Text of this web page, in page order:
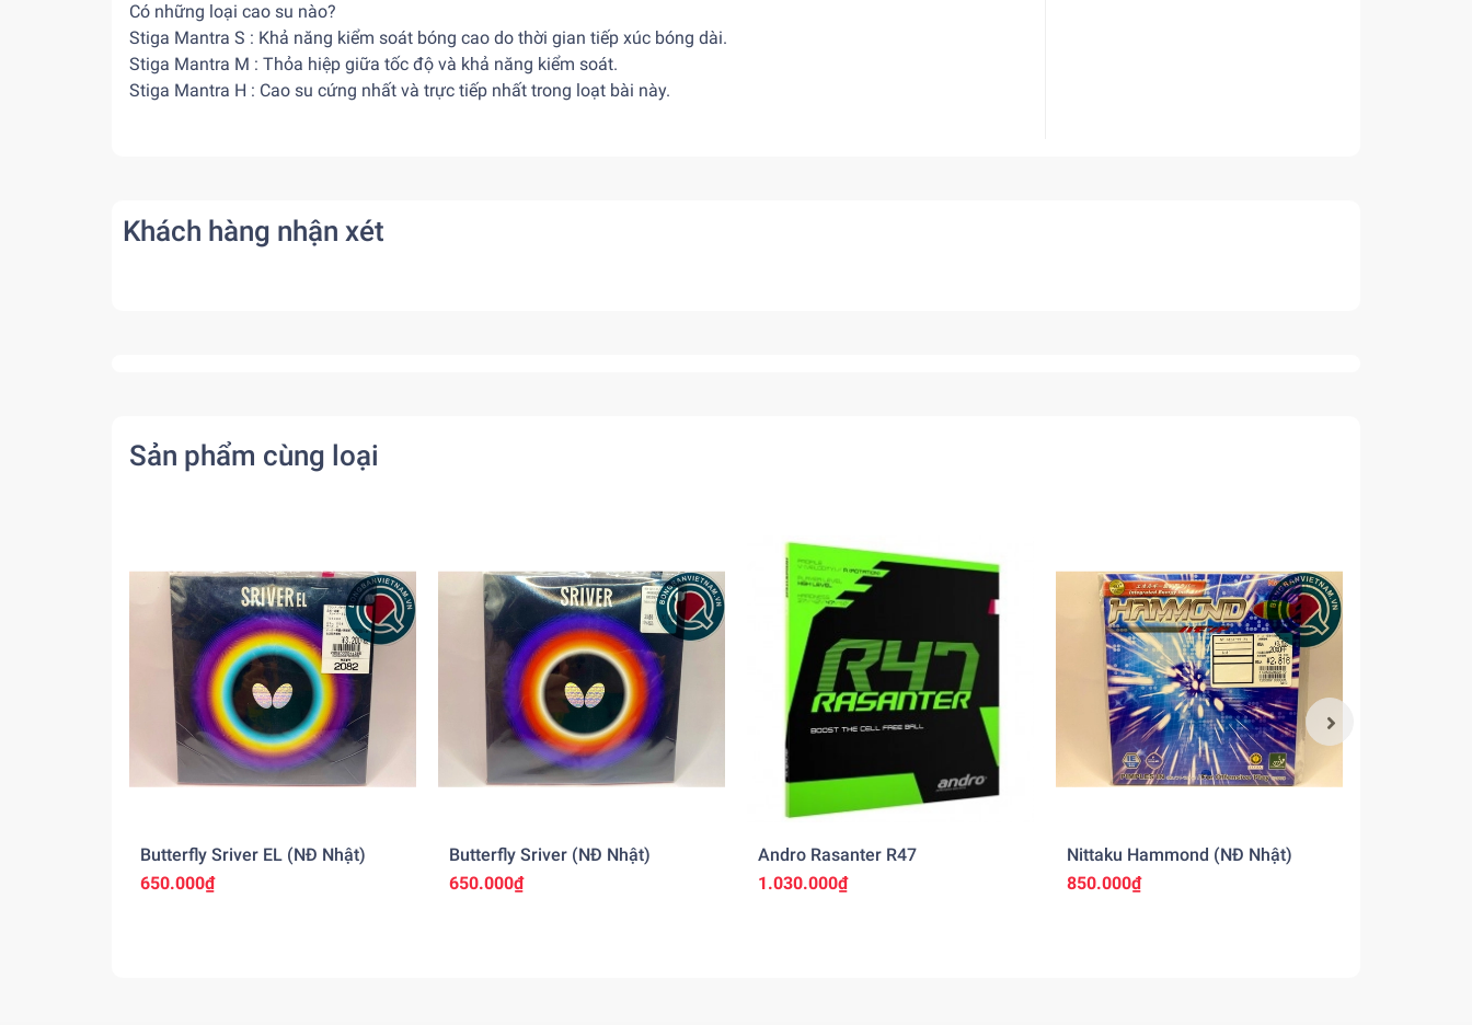
Có những loại cao su nào?
Stiga Mantra S : Khả năng kiểm soát bóng cao do thời gian tiếp xúc bóng dài.
Stiga Mantra M : Thỏa hiệp giữa tốc độ và khả năng kiểm soát.
Stiga Mantra H : Cao su cứng nhất và trực tiếp nhất trong loạt bài này.
Khách hàng nhận xét
Sản phẩm cùng loại
Butterfly Sriver EL (NĐ Nhật)
650.000₫
Butterfly Sriver (NĐ Nhật)
650.000₫
Andro Rasanter R47
1.030.000₫
Nittaku Hammond (NĐ Nhật)
850.000₫